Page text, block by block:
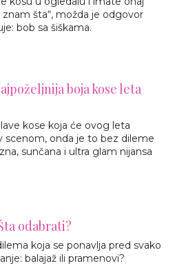
šta“, možda je odgovor
bob sa šiškama.
boja kose leta
kose koja će ovog leta
onda je to bez dileme
sunčana i ultra glam nijansa
odabrati?
koja se ponavlja pred svako
balajaž ili pramenovi?